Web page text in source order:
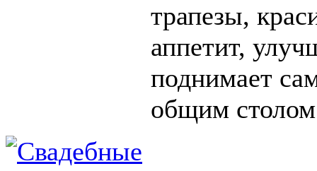
трапезы,
аппетит,
поднимает
общим